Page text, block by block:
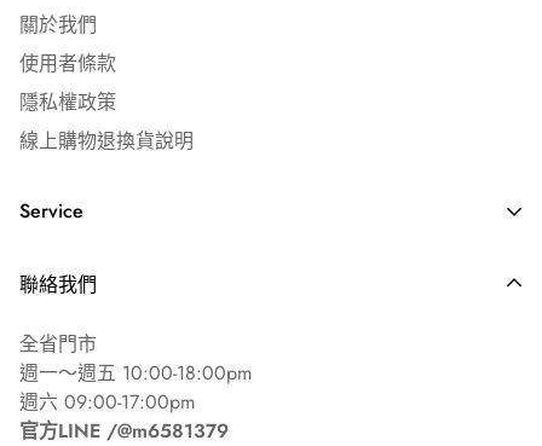
氣瓶使用完畢無須歸還，空瓶直接交給資源回收站即可。
氣瓶開關鎖緊可存放一年。
🎈 氣球漂浮條件
乳膠氣球需 10吋（25cm）以上
錫箔氣球基礎造型18吋（45cm）以上
💧 氣球持久膠說明
⎢ 發票說明
🧾 隨貨附免用統一發票
關於我們
使用者條款
隱私權政策
線上購物退換貨說明
Service
常見問答 ⏐ FAQ's
聯絡我們
全省門市
週一～週五 10:00-18:00pm
週六 09:00-17:00pm
官方LINE /@m6581379